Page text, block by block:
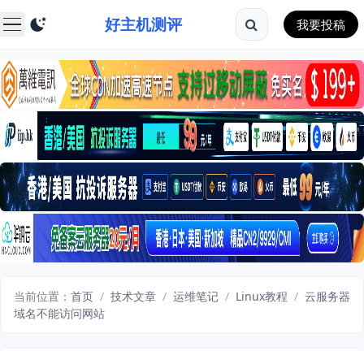
好主机测评 我要投稿
当前位置： 首页 / 技术文章 / 运维笔记 / Linux教程 / 云服务器
域名不能访问网站